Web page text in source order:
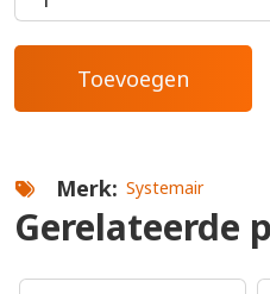
Merk Systemair
Gerelateerde